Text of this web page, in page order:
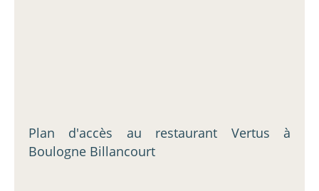
Plan d'accès au restaurant Vertus à
Boulogne Billancourt